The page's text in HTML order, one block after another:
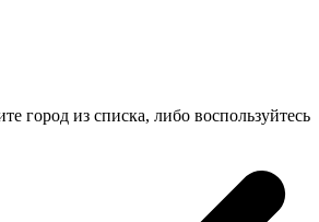
город из списка, либо воспользуйтесь